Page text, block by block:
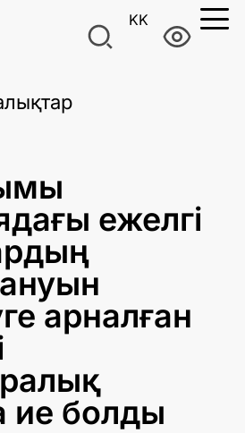
KK
ежелгі
арналған
ие болды